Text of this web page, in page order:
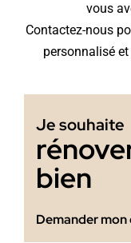
vous
Contactez-nous
personnalisé
Je souhaite
bien
Demander mon